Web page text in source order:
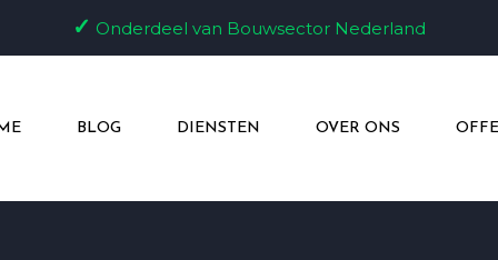
✓ Onderdeel van Bouwsector Nederland
BLOG DIENSTEN OVER ONS